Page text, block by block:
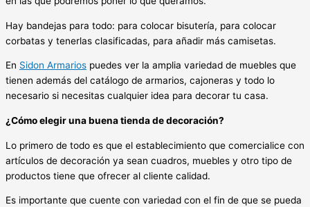
Hay bandejas para todo: para colocar bisutería, para colocar
corbatas y tenerlas clasificadas, para añadir más camisetas.
En Sidon Armarios puedes ver la amplia variedad de muebles que
tienen además del catálogo de armarios, cajoneras y todo lo
necesario si necesitas cualquier idea para decorar tu casa.
¿Cómo elegir una buena tienda de decoración?
Lo primero de todo es que el establecimiento que comercialice con
artículos de decoración ya sean cuadros, muebles y otro tipo de
productos tiene que ofrecer al cliente calidad.
Es importante que cuente con variedad con el fin de que se pueda